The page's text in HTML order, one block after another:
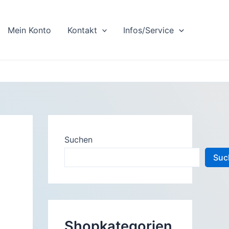
Mein Konto Kontakt Infos/Service
Suchen